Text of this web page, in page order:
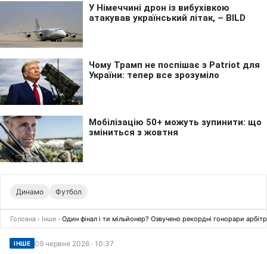
Динамо Футбол
Головна › Інше › Один фінал і ти мільйонер? Озвучено рекордні гонорари
ІНШЕ 09 червня 2026 · 10:37